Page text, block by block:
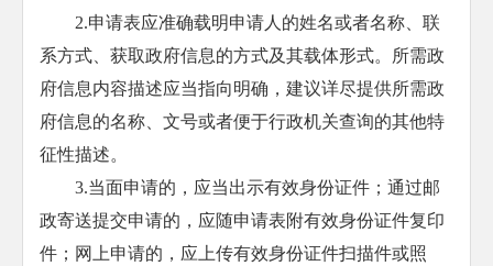
2.申请表应准确载明申请人的姓名或者名称、联
系方式、获取政府信息的方式及其载体形式。所需政
府信息内容描述应当指向明确，建议详尽提供所需政
府信息的名称、文号或者便于行政机关查询的其他特
征性描述。
3.当面申请的，应当出示有效身份证件；通过邮
政寄送提交申请的，应随申请表附有效身份证件复印
件；网上申请的，应上传有效身份证件扫描件或照